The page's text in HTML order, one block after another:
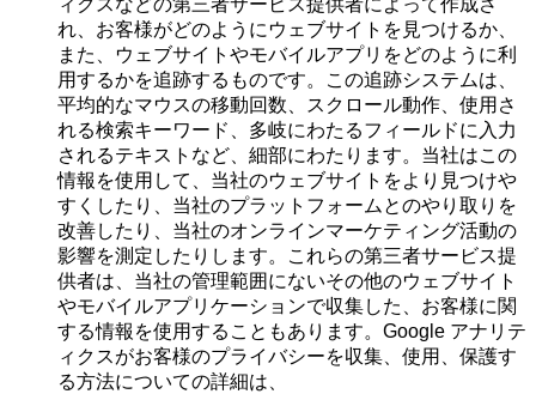
ィクスなどの第三者サービス提供者によって作成さ
れ、お客様がどのようにウェブサイトを見つけるか、
また、ウェブサイトやモバイルアプリをどのように利
用するかを追跡するものです。この追跡システムは、
平均的なマウスの移動回数、スクロール動作、使用さ
れる検索キーワード、多岐にわたるフィールドに入力
されるテキストなど、細部にわたります。当社はこの
情報を使用して、当社のウェブサイトをより見つけや
すくしたり、当社のプラットフォームとのやり取りを
改善したり、当社のオンラインマーケティング活動の
影響を測定したりします。これらの第三者サービス提
供者は、当社の管理範囲にないその他のウェブサイト
やモバイルアプリケーションで収集した、お客様に関
する情報を使用することもあります。Google アナリテ
ィクスがお客様のプライバシーを収集、使用、保護す
る方法についての詳細は、